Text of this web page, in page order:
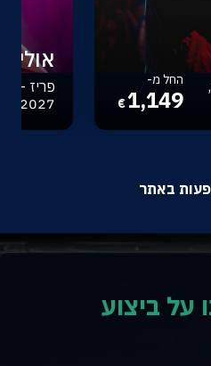
אמסטרדם - 12.10.2026,
החל מ-
1,149
€
באתר
על ביצוע